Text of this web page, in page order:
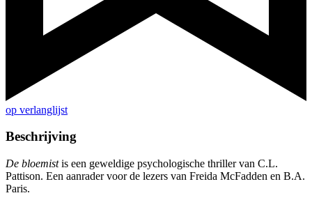
op verlanglijst
Beschrijving
De bloemistis een geweldige psychologische thriller van C.L.
Pattison. Een aanrader voor de lezers van Freida McFadden en B.A.
Paris.